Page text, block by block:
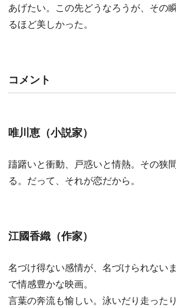
あげたい。この先どうなろうが、その
るほど美しかった。
コメント
唯川恵（小説家）
躊躇いと衝動、戸惑いと情熱。その狭
る。だって、それが恋だから。
江國香織（作家）
名づけ得ない感情が、名づけられない
で情感豊かな映画。
言葉の奔流も愉しい。泳いだり走った